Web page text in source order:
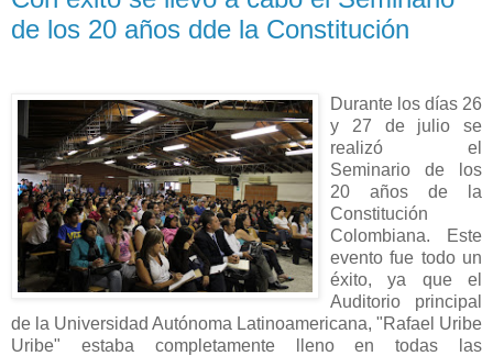
de los 20 años dde la Constitución
Durante los días 26
y 27 de julio se
realizó el
Seminario de los
20 años de la
Constitución
Colombiana. Este
evento fue todo un
éxito, ya que el
Auditorio principal
de la Universidad Autónoma Latinoamericana, "Rafael Uribe
Uribe" estaba completamente lleno en todas las